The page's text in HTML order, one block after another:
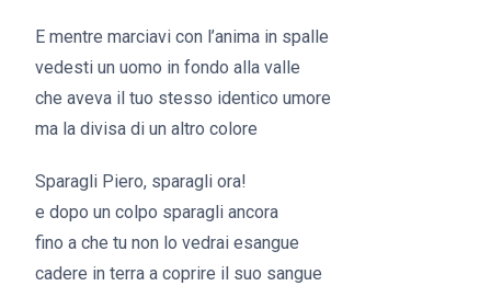
E mentre marciavi con l’anima in spalle
vedesti un uomo in fondo alla valle
che aveva il tuo stesso identico umore
ma la divisa di un altro colore
Sparagli Piero, sparagli ora!
e dopo un colpo sparagli ancora
fino a che tu non lo vedrai esangue
cadere in terra a coprire il suo sangue